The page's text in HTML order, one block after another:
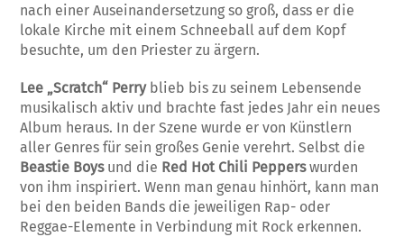
nach einer Auseinandersetzung so groß, dass er die
lokale Kirche mit einem Schneeball auf dem Kopf
besuchte, um den Priester zu ärgern.
Lee „Scratch“ Perryblieb bis zu seinem Lebensende
musikalisch aktiv und brachte fast jedes Jahr ein neues
Album heraus. In der Szene wurde er von Künstlern
aller Genres für sein großes Genie verehrt. Selbst die
Beastie Boysund die Red Hot Chili Pepperswurden
von ihm inspiriert. Wenn man genau hinhört, kann man
bei den beiden Bands die jeweiligen Rap- oder
Reggae-Elemente in Verbindung mit Rock erkennen.